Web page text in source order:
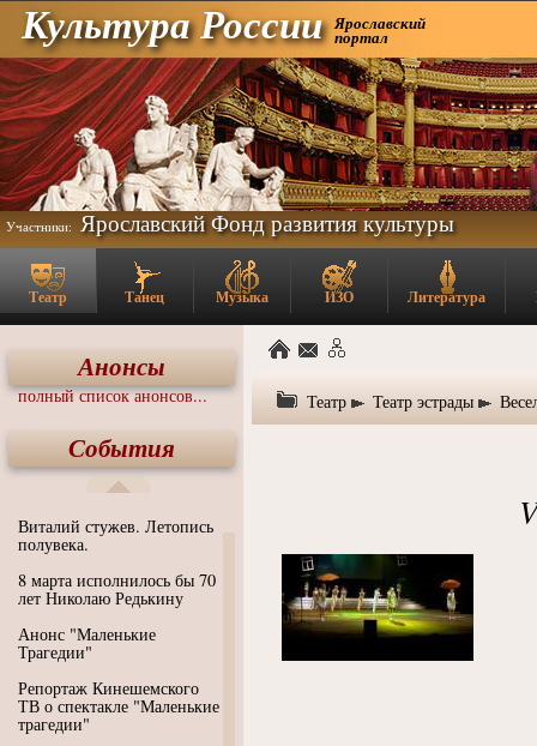
Культура России Ярославский
портал
Участники: Ярославский Фонд развития культуры
Театр Танец Музыка ИЗО Литература
Анонсы
полный список анонсов...
События
Виталий стужев. Летопись
полувека.
8 марта исполнилось бы 70
лет Николаю Редькину
Анонс "Маленькие
Трагедии"
Репортаж Кинешемского
ТВ о спектакле "Маленькие
трагедии"
Театр Театр эстрады